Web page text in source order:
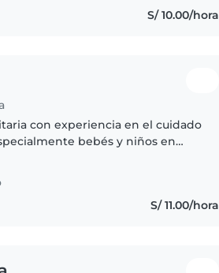
S/ 10.00/hora
con experiencia en el cuidado
bebés y niños en
S/ 11.00/hora